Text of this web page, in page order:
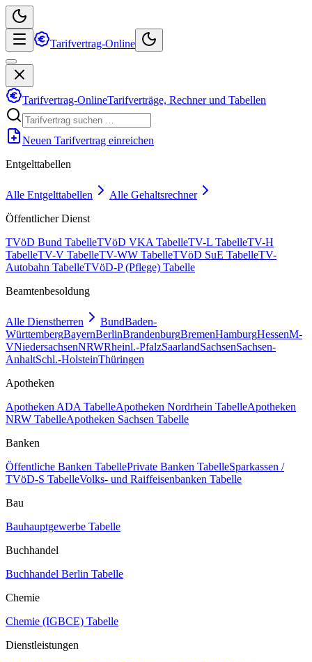
Tarifvertrag-Online
Tarifvertrag-OnlineTarifverträge, Rechner und Tabellen
Neuen Tarifvertrag einreichen
Entgelttabellen
Alle Entgelttabellen
Alle Gehaltsrechner
Öffentlicher Dienst
TVöD Bund TabelleTVöD VKA TabelleTV-L TabelleTV-H
TabelleTV-V TabelleTV-WW TabelleTVöD SuE TabelleTV-
Autobahn TabelleTVöD-P (Pflege) Tabelle
Beamtenbesoldung
Alle Dienstherren BundBaden-
WürttembergBayernBerlinBrandenburgBremenHamburgHessenM-
VNiedersachsenNRWRheinl.-PfalzSaarlandSachsenSachsen-
AnhaltSchl.-HolsteinThüringen
Apotheken
Apotheken ADA TabelleApotheken Nordrhein TabelleApotheken
NRW TabelleApotheken Sachsen Tabelle
Banken
Öffentliche Banken TabellePrivate Banken TabelleSparkassen /
TVöD-S TabelleVolks- und Raiffeisenbanken Tabelle
Bau
Bauhauptgewerbe Tabelle
Buchhandel
Buchhandel Berlin Tabelle
Chemie
Chemie (IGBCE) Tabelle
Dienstleistungen